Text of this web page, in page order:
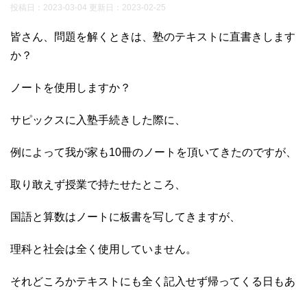
投稿日：2023-03-04 更新日： 2023-02-25
皆さん、問題を解くときは、塾のテキストに直書きします
か？
ノートを使用しますか？
サピックスに入塾手続きした際に、
例によって我が家も10冊のノートを頂いてきたのですが、
取り敢えず授業で持たせたところ、
国語と算数はノートに板書を写してきますが、
理科と社会は全く使用していません。
それどころかテキストにも全く記入せず帰ってくる日もあ